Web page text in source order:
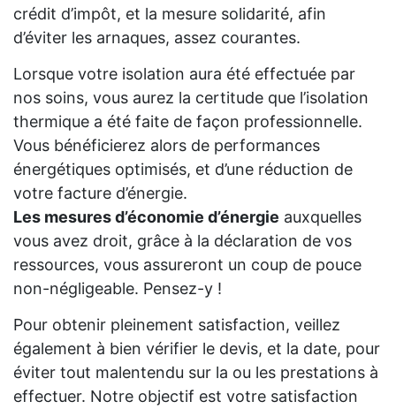
crédit d’impôt, et la mesure solidarité, afin
d’éviter les arnaques, assez courantes.
Lorsque votre isolation aura été effectuée par
nos soins, vous aurez la certitude que l’isolation
thermique a été faite de façon professionnelle.
Vous bénéficierez alors de performances
énergétiques optimisés, et d’une réduction de
votre facture d’énergie.
Les mesures d’économie d’énergie auxquelles
vous avez droit, grâce à la déclaration de vos
ressources, vous assureront un coup de pouce
non-négligeable. Pensez-y !
Pour obtenir pleinement satisfaction, veillez
également à bien vérifier le devis, et la date, pour
éviter tout malentendu sur la ou les prestations à
effectuer. Notre objectif est votre satisfaction